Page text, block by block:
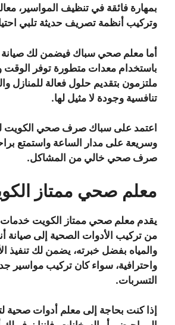
بمهارة فائقة في تنظيف المواسير،
وتركيب أنظمة تصريف حديثة تلبي
أما معلم صحي سباك فيضمن لك صيانة
باستخدام معدات متطورة توفر الوقت
ملتزمون بتقديم حلول فعالة للمنازل
تنافسية وجودة لا مثيل لها.
اعتمد على سباك صرف صحي الكويت
وسريعة على مدار الساعة واستمتع
صرف صحي خالي من المشاكل.
معلم صحي ممتاز
يقدم معلم صحي ممتاز الكويت خدمات
من تركيب الأدوات الصحية إلى
والمياه بفضل خبرته، يضمن لك تنفيذ
واحترافية، سواء كان تركيب مواسير
التسربات.
إذا كنت بحاجة إلى معلم أدوات صحية